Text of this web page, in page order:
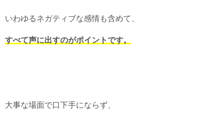
いわゆるネガティブな感情も含めて、
すべて声に出すのがポイントです。
大事な場面で口下手にならず、